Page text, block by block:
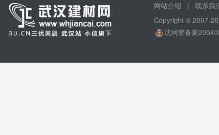
网站介绍 | 联系我
Copyright © 2007-
沈网警备案